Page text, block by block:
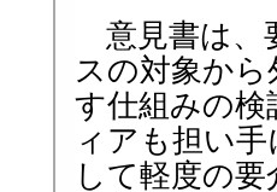
意見書は、
スの対象か
す仕組みの
ィアも担い
して軽度の